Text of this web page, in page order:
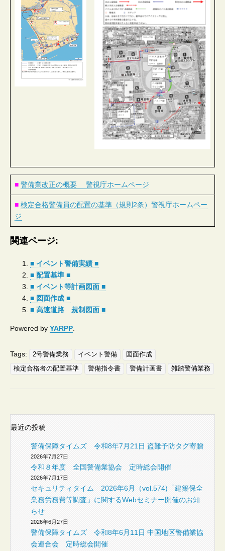
■ 警備業改正の概要 警視庁ホームページ
■ 検定合格警備員の配置の基準（規則2条）警視庁ホームペー
ジ
関連ページ:
■ イベント警備実績 ■
■ 配置基準 ■
■ イベント等計画図面 ■
■ 図面作成 ■
■ 高速道路 規制図面 ■
Powered by YARPP
Tags: 2号警備業務 イベント警備
図面作成
検定合格者の配置基準
警備指令書 警備計画書 雑踏警備業務
最近の投稿
警備保障タイムズ 令和8年7月21日 盗難予防タグ寄贈
2026年7月27日
令和８年度 全国警備業協会 定時総会開催
2026年7月17日
セキュリティタイム 2026年6月（vol.574)「建築保全
業務労務費等調査」に関するWebセミナー開催のお知
らせ
2026年6月27日
警備保障タイムズ 令和8年6月11日 中国地区警備業協
会連合会 定時総会開催